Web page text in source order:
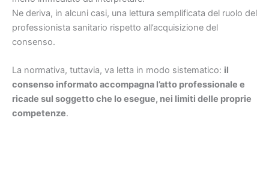
Ne deriva, in alcuni casi, una lettura semplificata del ruolo del
professionista sanitario rispetto all’acquisizione del
consenso.
La normativa, tuttavia, va letta in modo sistematico: il
consenso informato accompagna l’atto professionale e
ricade sul soggetto che lo esegue, nei limiti delle proprie
competenze.